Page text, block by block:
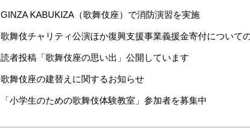
GINZA KABUKIZA（歌舞伎座）で消防演習を実施
歌舞伎チャリティ公演ほか復興支援事業義援金寄付について
読者投稿「歌舞伎座の思い出」公開しています
歌舞伎座の建替えに関するお知らせ
「小学生のための歌舞伎体験教室」参加者を募集中